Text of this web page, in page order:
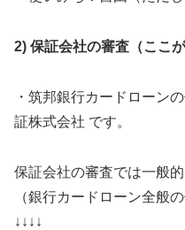
2) 保証会社の審査（ここ
・筑邦銀行カードローン
証株式会社 です。
保証会社の審査では一般
（銀行カードローン全般の
↓↓↓↓